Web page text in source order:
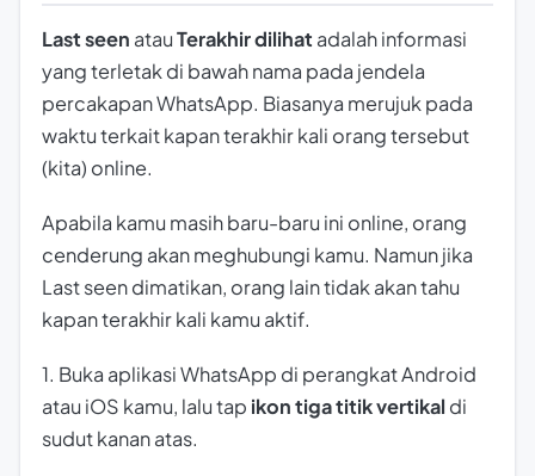
Last seen atauTerakhir dilihat adalah informasi
yang terletak di bawah nama pada jendela
percakapan WhatsApp. Biasanya merujuk pada
waktu terkait kapan terakhir kali orang tersebut
(kita) online.
Apabila kamu masih baru-baru ini online, orang
cenderung akan meghubungi kamu. Namun jika
Last seen dimatikan, orang lain tidak akan tahu
kapan terakhir kali kamu aktif.
1. Buka aplikasi WhatsApp di perangkat Android
atau iOS kamu, lalu tap ikon tiga titik vertikaldi
sudut kanan atas.